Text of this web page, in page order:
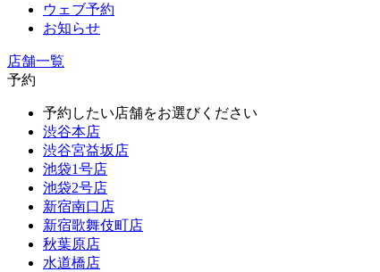
ウェブ予約
お知らせ
店舗一覧
予約
予約したい店舗をお選びください
渋谷本店
渋谷宮益坂店
池袋1号店
池袋2号店
新宿南口店
新宿歌舞伎町店
秋葉原店
水道橋店